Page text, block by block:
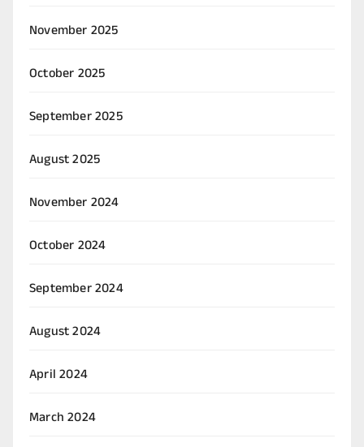
November 2025
October 2025
September 2025
August 2025
November 2024
October 2024
September 2024
August 2024
April 2024
March 2024